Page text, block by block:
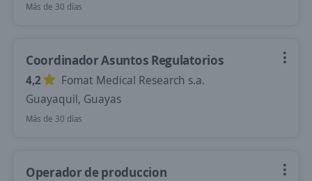
Más de 30 días
Coordinador Asuntos Regulatorios
4,2
Fomat Medical Research s.a.
Guayaquil, Guayas
Más de 30 días
Operador de produccion